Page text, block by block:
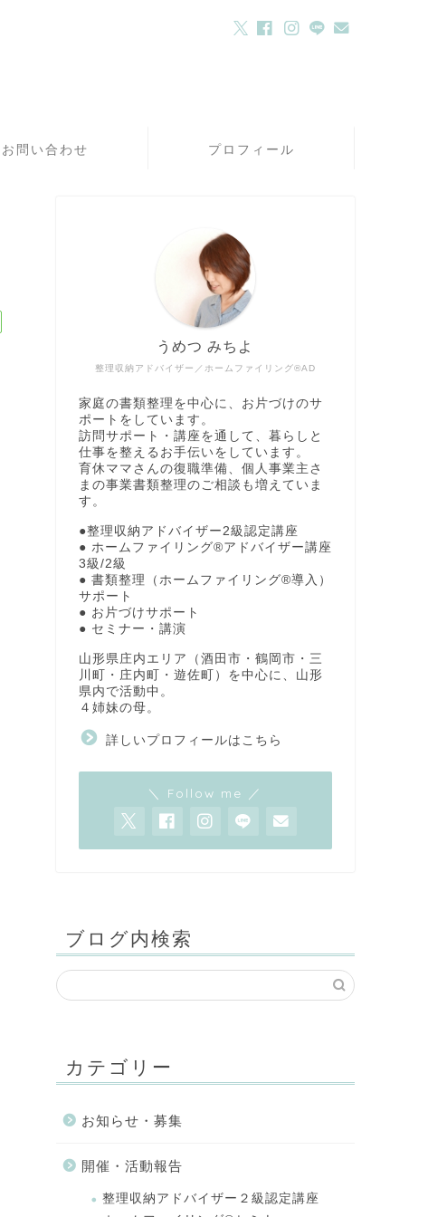
お問い合わせ プロフィール
整理収納アドバイザー／ホームファイリング®AD
うめつ みちよ
家庭の書類整理を中心に、お片づけのサ
ポートをしています。
訪問サポート・講座を通して、暮らしと
仕事を整えるお手伝いをしています。
育休ママさんの復職準備、個人事業主さ
まの事業書類整理のご相談も増えていま
す。
●整理収納アドバイザー2級認定講座
● ホームファイリング®アドバイザー講座
3級/2級
● 書類整理（ホームファイリング®導入）
サポート
● お片づけサポート
● セミナー・講演
山形県庄内エリア（酒田市・鶴岡市・三
川町・庄内町・遊佐町）を中心に、山形
県内で活動中。
４姉妹の母。
詳しいプロフィールはこちら
＼ Follow me ／
ブログ内検索
カテゴリー
お知らせ・募集
開催・活動報告
整理収納アドバイザー２級認定講座